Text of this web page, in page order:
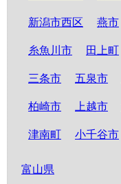
新潟市西区 燕市
糸魚川市 田上町
三条市 五泉市
柏崎市 上越市
津南町 小千谷市
富山県